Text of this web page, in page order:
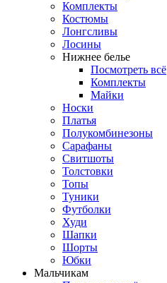
Комплекты
Костюмы
Лонгсливы
Лосины
Нижнее белье
Посмотреть всё
Комплекты
Майки
Носки
Платья
Полукомбинезоны
Сарафаны
Свитшоты
Толстовки
Топы
Туники
Футболки
Худи
Шапки
Шорты
Юбки
Мальчикам